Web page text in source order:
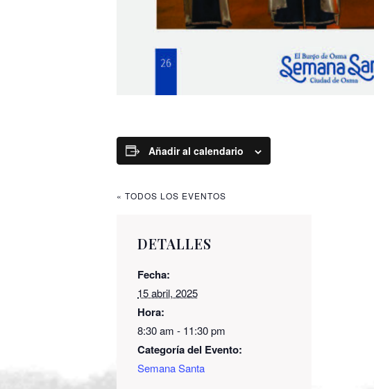
Añadir al calendario
« TODOS LOS EVENTOS
DETALLES
Fecha:
15 abril, 2025
Hora:
8:30 am - 11:30 pm
Categoría del Evento:
Semana Santa